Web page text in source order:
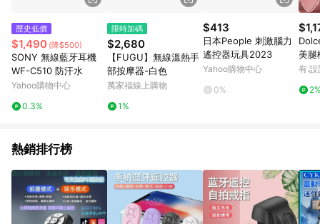
計算，並依訂單成立時間當下LINE購物所設定的回饋機制為準。
8. LINE購物為購物資訊整合性平台，商品資料更新會有時間差，
如顯示之商品規格、顏色、價位、贈品與東森購物ETMall銷售網
頁不符，以銷售網頁標示為準。 9. 若有贈點爭議，請務必於訂單
日期+180天以內至LINE購物客服洽詢；若超過180天(含)以上進
行申訴，恕無法贈點回饋。 10. 部分點數紅包僅限指定商品使
用，或不適用於無回饋商品。各點數紅包之適用商品與使用條件
請依點數紅包頁面規則為準。
歷史低價
$1,490 (降$500)
SONY 無線藍牙耳機
WF-C510 防汗水
Yahoo購物中心
0.3%
限時加碼
$2,680
【FUGU】無線溫熱手
部按摩器-白色
萬家福線上購物
1%
$413
日本People 刺激腦力
遙控器玩具2023
Yahoo購物中心
0%
美腿
有.
熱銷排行榜